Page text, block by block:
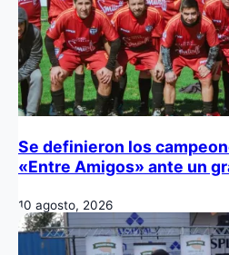
Se definieron los
«Entre Amigos» ante un
10 agosto, 2026